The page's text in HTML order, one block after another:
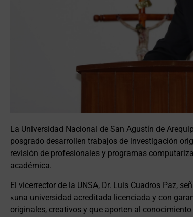
La Universidad Nacional de San Agustín de
posgrado desarrollen trabajos de investigación
revisión de profesionales y programas
académica.
El vicerrector de la UNSA, Dr. Luis Cuadros Paz,
«una universidad acreditada licenciada y con
originales, creativos y que aporten al